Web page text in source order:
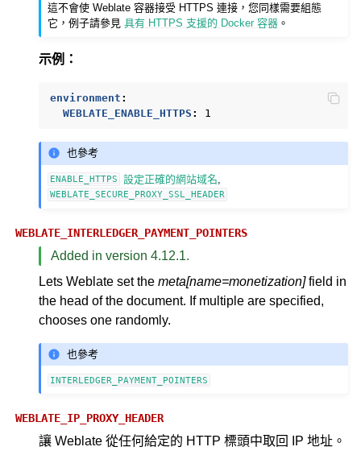
這不會使 Weblate 容器接受 HTTPS 連接，您同樣需要組態
它，例子請參見具有 HTTPS 支援的 Docker 容器 。
示例：
environment :
WEBLATE_ENABLE_HTTPS : 1
也參考
ENABLE_HTTPS 設定正確的網站域名
WEBLATE_SECURE_PROXY_SSL_HEADER
WEBLATE_INTERLEDGER_PAYMENT_POINTERS
Added in version 4.12.1.
Lets Weblate set the meta[name=monetization]field in
the head of the document. If multiple are specified,
chooses one randomly.
也參考
INTERLEDGER_PAYMENT_POINTERS
WEBLATE_IP_PROXY_HEADER
讓 Weblate 從任何給定的 HTTP 標頭中取回 IP 地址。